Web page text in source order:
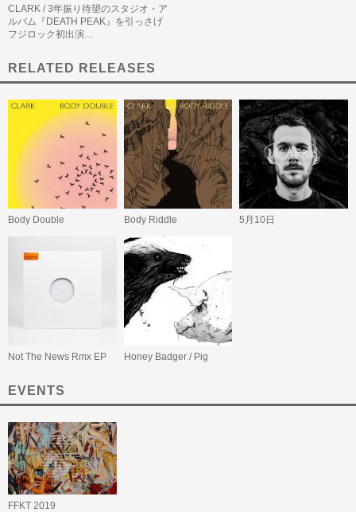
CLARK / 3年振り待望のスタジオ・ア
ルバム『DEATH PEAK』を引っさげ
フジロック初出演…
RELATED RELEASES
Body Double Body Riddle 5月10日
Not The News Rmx EP Honey Badger / Pig
EVENTS
FFKT 2019